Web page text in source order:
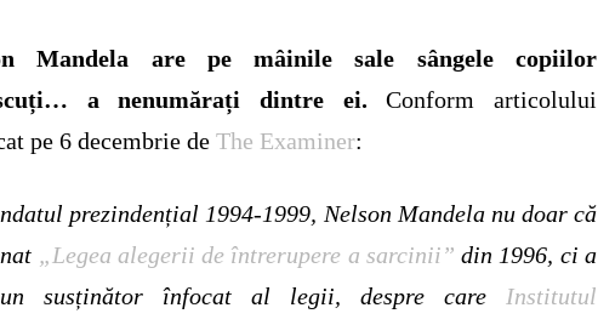
Mandela are pe mâinile sale sângele copiilor
a nenumărați dintre ei. Conform articolului
pe 6 decembrie deThe Examiner:
prezindențial 1994-1999, Nelson Mandela nu doar că
„Legea alegerii de întrerupere a sarcinii” din 1996, ci a
susținător înfocat al legii, despre care Institutul